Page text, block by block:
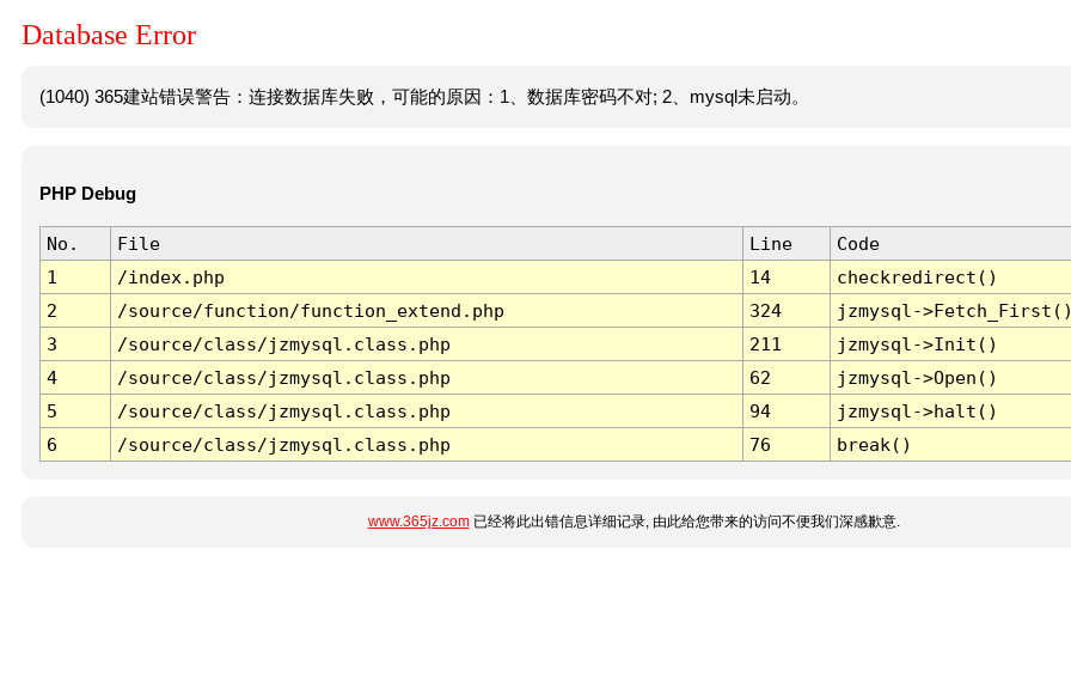
Database Error
(1040) 365建站错误警告：连接数据库失败，可能的原因：1、数据库密码不对; 2、mysql未启动。
PHP Debug
No. File Line
Code
1
/index.php 14
checkredirect()
2
/source/function/function_extend.php 324
jzmysql-
3
/source/class/jzmysql.class.php 211
jzmysql->Init()
4
/source/class/jzmysql.class.php 62
jzmysql->Open()
5
/source/class/jzmysql.class.php 94
jzmysql->halt()
6
/source/class/jzmysql.class.php 76 break()
www.365jz.com已经将此出错信息详细记录, 由此给您带来的访问不便我们深感歉意.